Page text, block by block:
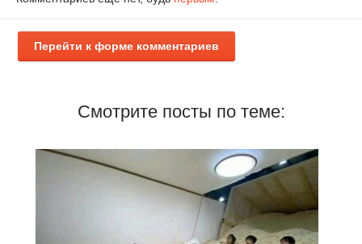
Перейти к форме комментариев
Смотрите посты по теме: